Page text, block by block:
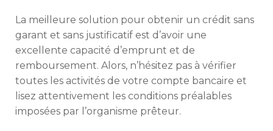
La meilleure solution pour obtenir un crédit sans
garant et sans justificatif est d’avoir une
excellente capacité d’emprunt et de
remboursement. Alors, n’hésitez pas à vérifier
toutes les activités de votre compte bancaire et
lisez attentivement les conditions préalables
imposées par l’organisme prêteur.